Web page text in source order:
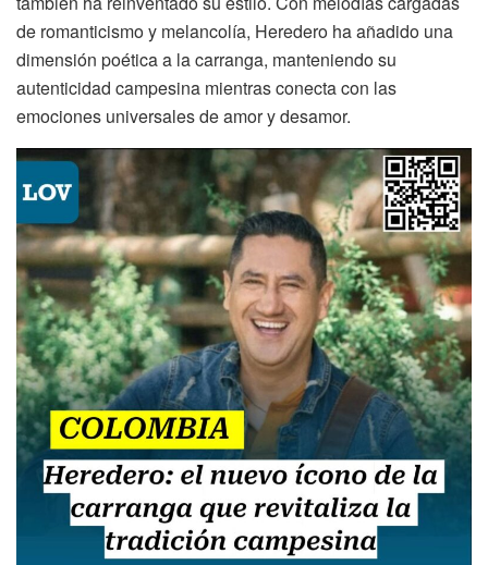
de romanticismo y melancolía, Heredero ha añadido una
dimensión poética a la carranga, manteniendo su
autenticidad campesina mientras conecta con las
emociones universales de amor y desamor.